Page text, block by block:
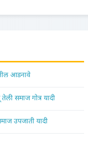
आडनावे
समाज गोत्र यादी
उपजाती यादी